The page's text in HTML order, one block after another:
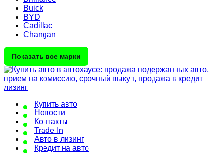
Buick
BYD
Cadillac
Changan
Показать все марки
Купить авто
Новости
Контакты
Trade-In
Авто в лизинг
Кредит на авто